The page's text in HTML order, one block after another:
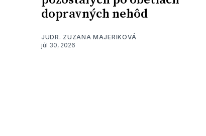
dopravných nehôd
JUDR. ZUZANA MAJERIKOVÁ
júl 30, 2026